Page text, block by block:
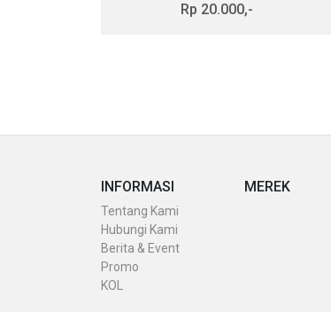
Rp 20.000,-
INFORMASI
Tentang Kami
Hubungi Kami
Berita & Event
Promo
KOL
MEREK